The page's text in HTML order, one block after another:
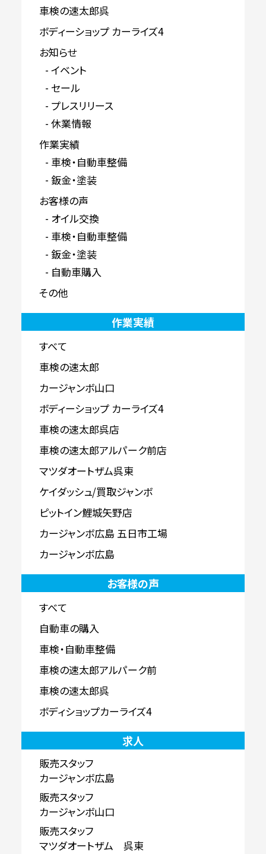
車検の速太郎呉
ボディーショップ カーライズ4
お知らせ
イベント
セール
プレスリリース
休業情報
作業実績
車検・自動車整備
鈑金・塗装
お客様の声
オイル交換
車検・自動車整備
鈑金・塗装
自動車購入
その他
作業実績
すべて
車検の速太郎
カージャンボ山口
ボディーショップ カーライズ4
車検の速太郎呉店
車検の速太郎アルパーク前店
マツダオートザム呉東
ケイダッシュ/買取ジャンボ
ピットイン鯉城矢野店
カージャンボ広島 五日市工場
カージャンボ広島
お客様の声
すべて
自動車の購入
車検・自動車整備
車検の速太郎アルパーク前
車検の速太郎呉
ボディショップカーライズ4
求人
販売スタッフ
カージャンボ広島
販売スタッフ
カージャンボ山口
販売スタッフ
マツダオートザム 呉東